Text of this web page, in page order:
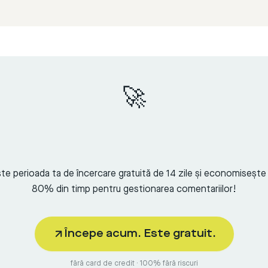
🚀
perioada ta de încercare gratuită de 14 zile și economisește
80% din timp pentru gestionarea comentariilor!
Începe acum. Este gratuit.
fără card de credit · 100% fără riscuri